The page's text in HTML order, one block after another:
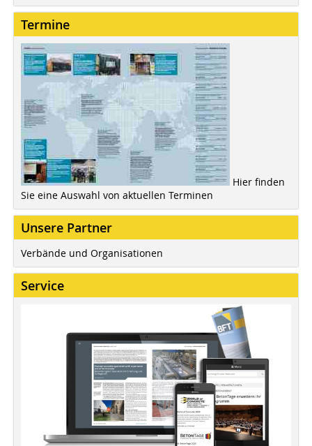
Termine
Hier finden
Sie eine Auswahl von aktuellen Terminen
Unsere Partner
Verbände und Organisationen
Service